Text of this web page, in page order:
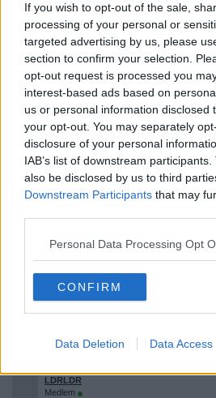
If you wish to opt-out of the sale,
processing of your personal or
targeted advertising by us, please
section to confirm your selection.
opt-out request is processed you
interest-based ads based on
us or personal information disclosed
your opt-out. You may separately
disclosure of your personal
IAB’s list of downstream
also be disclosed by us to third
Downstream Participants that may
Personal Data Processing Opt
CONFIRM
Data Deletion Data Access
använder jag bara för att se fler och
tråkiga med Hemnet är att alla
Det är väl efter vad säljaren och
göra. Så på det sättet är det faktiskt
enskild mäklarfirmas hemsida och titta
2026-03-31, 17:22
Anklagaren
Avslutad
Ursprungligen postat av
weedclub
Hemnet är väl ljusår mycket större än
med båda är väl att du inte kan
annonsera.
kanske menar att Hemnet har fler
Booli är hur som helst bättre.
LDRLDR
Medlem